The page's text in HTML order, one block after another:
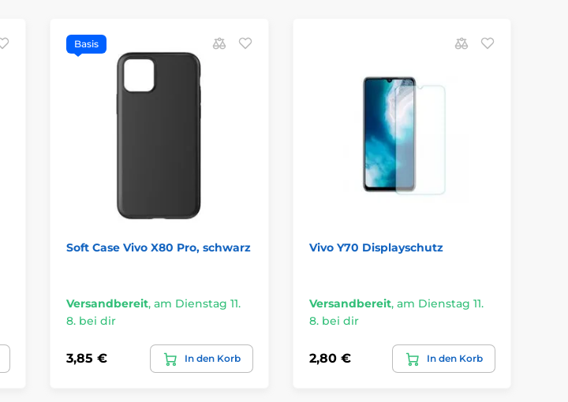
Basis
Soft Case Vivo X80 Pro, schwarz
Versandbereit, am Dienstag 11.
8. bei dir
3,85 € In den Korb
Vivo Y70 Displayschutz
Versandbereit, am Dienstag 11.
8. bei dir
2,80 € In den Korb